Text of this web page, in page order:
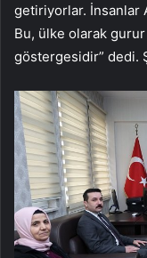
getiriyorlar. İnsanlar
Bu, ülke olarak
göstergesidir” dedi.